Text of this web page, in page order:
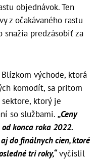
objednávok. Ten
z očakávaného rastu
predzásobiť za
východe, ktorá
komodít, sa pritom
ktorý je
so službami. „Ceny
konca roka 2022.
do finálnych cien, ktoré
tri roky,“vyčíslil